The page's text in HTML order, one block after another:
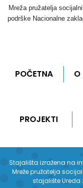
Mreža pružatelja
podrške Nacionalne
POČETNA O
PROJEKTI
Stajališta izražena na
Mreže pružatelja
stajalište Ureda